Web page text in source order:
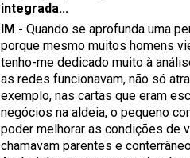
integrada...
IM - Quando se aprofunda uma
porque mesmo muitos homens
tenho-me dedicado muito à
as redes funcionavam, não só
exemplo, nas cartas que eram
negócios na aldeia, o pequeno
poder melhorar as condições de
chamavam parentes e